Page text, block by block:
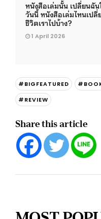
หนังสือเล่มนั้น เปลี่ยนฉัน
วันนี้ หนังสือเล่มไหนเปลี่
ชีวิตเราไปบ้าง?
1 April 2026
#BIGFEATURED
#REVIEW
Share this article